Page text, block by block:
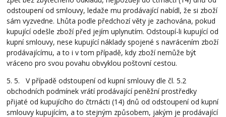
odstoupení od smlouvy, ledaže mu prodávající nabídl, že si zboží
sám vyzvedne. Lhůta podle předchozí věty je zachována, pokud
kupující odešle zboží před jejím uplynutím. Odstoupí-li kupující od
kupní smlouvy, nese kupující náklady spojené s navrácením zboží
prodávajícímu, a to i v tom případě, kdy zboží nemůže být
vráceno pro svou povahu obvyklou poštovní cestou.
5. 5. V případě odstoupení od kupní smlouvy dle čl. 5.2
obchodních podmínek vrátí prodávající peněžní prostředky
přijaté od kupujícího do čtrnácti (14) dnů od odstoupení od kupní
smlouvy kupujícím, a to stejným způsobem, jakým je prodávající